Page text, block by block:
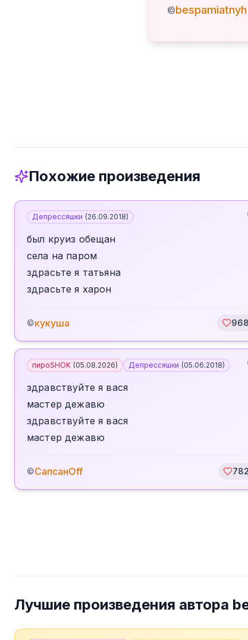
©bespamiatnyh
Похожие произведения
Депрессяшки (26.09.2018)
был круиз обещан
села на паром
здрасьте я татьяна
здрасьте я харон
©кукуша 968
пироSHOK (05.08.2026) Депрессяшки (05.06.2018)
здравствуйте я вася
мастер дежавю
здравствуйте я вася
мастер дежавю
©СапсанOff 782
Лучшие произведения автора